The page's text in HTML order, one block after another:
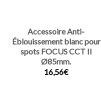
Accessoire Anti-
Éblouissement blanc pour
spots FOCUS CCT II
Ø85mm.
16,56€